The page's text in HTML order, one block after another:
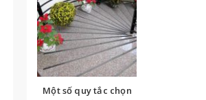
Một số quy tắc chọn